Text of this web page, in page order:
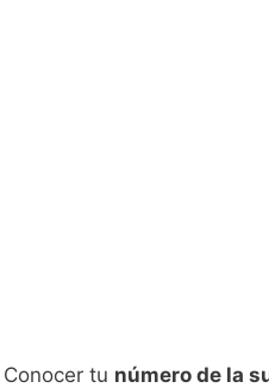
Conocer tu número de la